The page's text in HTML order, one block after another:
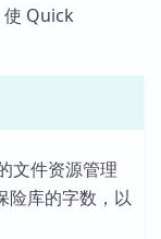
使 Quick
文件资源管理
险库的字数，以